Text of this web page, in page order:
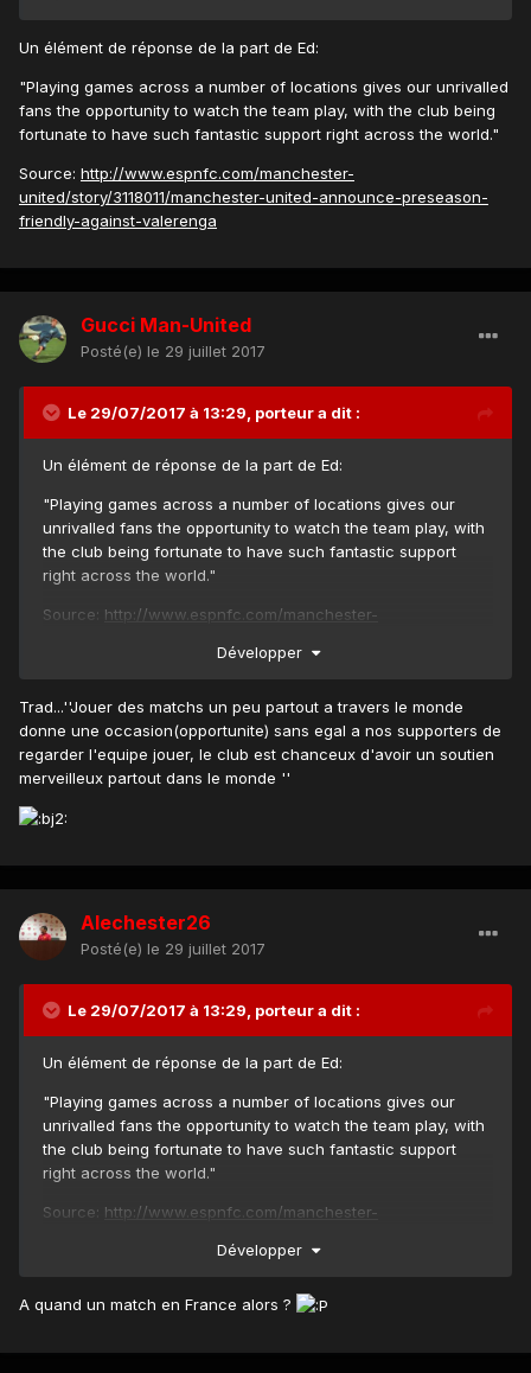
Un élément de réponse de la part de Ed:
"Playing games across a number of locations gives our unrivalled
fans the opportunity to watch the team play, with the club being
fortunate to have such fantastic support right across the world."
Source: http://www.espnfc.com/manchester-
united/story/3118011/manchester-united-announce-preseason-
friendly-against-valerenga
Gucci Man-United
Posté(e) le 29 juillet 2017
Le 29/07/2017 à 13:29, porteura dit :
Un élément de réponse de la part de Ed:
"Playing games across a number of locations gives our
unrivalled fans the opportunity to watch the team play, with
the club being fortunate to have such fantastic support
right across the world."
Source: http://www.espnfc.com/manchester-
preseason-friendly-against-valerenga
Développer
Trad...''Jouer des matchs un peu partout a travers le monde
donne une occasion(opportunite) sans egal a nos supporters de
regarder l'equipe jouer, le club est chanceux d'avoir un soutien
merveilleux partout dans le monde ''
Alechester26
Posté(e) le 29 juillet 2017
Le 29/07/2017 à 13:29, porteura dit :
Un élément de réponse de la part de Ed:
"Playing games across a number of locations gives our
unrivalled fans the opportunity to watch the team play, with
the club being fortunate to have such fantastic support
right across the world."
Source: http://www.espnfc.com/manchester-
preseason-friendly-against-valerenga
Développer
A quand un match en France alors ?